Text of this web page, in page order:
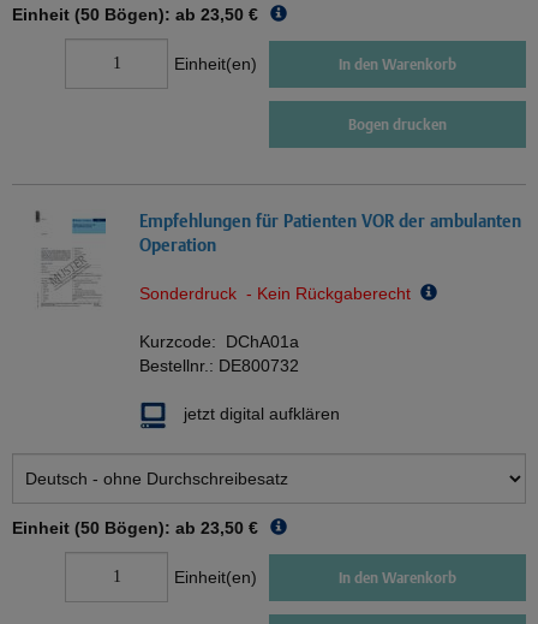
Einheit (50 Bögen): ab 23,50 €
Einheit(en) In den Warenkorb
Bogen drucken
Empfehlungen für Patienten VOR der ambulanten
Operation
Sonderdruck - Kein Rückgaberecht
Kurzcode: DChA01a
Bestellnr.: DE800732
jetzt digital aufklären
Einheit (50 Bögen): ab 23,50 €
Einheit(en) In den Warenkorb